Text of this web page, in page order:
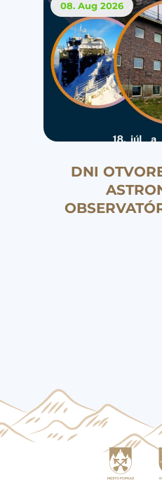
08. Aug 2026
DNI